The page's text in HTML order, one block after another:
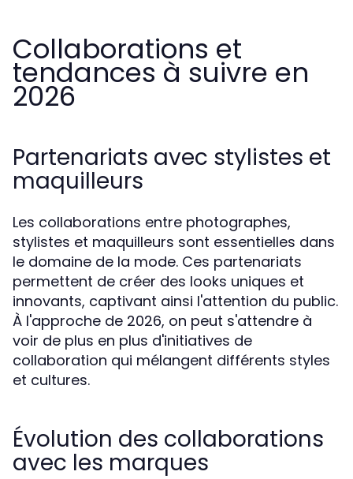
Collaborations et
tendances à suivre en
2026
Partenariats avec stylistes et
maquilleurs
Les collaborations entre photographes,
stylistes et maquilleurs sont essentielles dans
le domaine de la mode. Ces partenariats
permettent de créer des looks uniques et
innovants, captivant ainsi l'attention du public.
À l'approche de 2026, on peut s'attendre à
voir de plus en plus d'initiatives de
collaboration qui mélangent différents styles
et cultures.
Évolution des collaborations
avec les marques